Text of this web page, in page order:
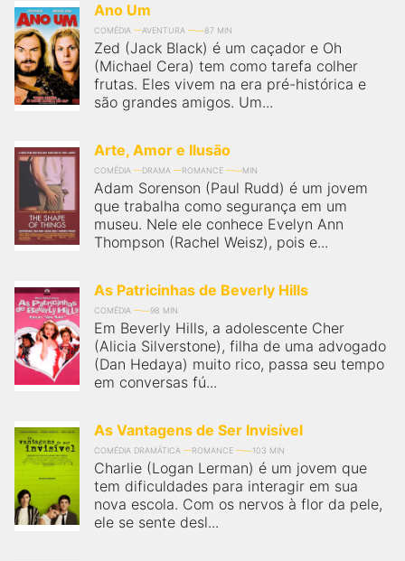
Ano Um
COMÉDIA AVENTURA 87 MIN
Zed (Jack Black) é um caçador e Oh
(Michael Cera) tem como tarefa colher
frutas. Eles vivem na era pré-histórica e
são grandes amigos. Um...
Arte, Amor e Ilusão
COMÉDIA DRAMA ROMANCE MIN
Adam Sorenson (Paul Rudd) é um jovem
que trabalha como segurança em um
museu. Nele ele conhece Evelyn Ann
Thompson (Rachel Weisz), pois e...
As Patricinhas de Beverly Hills
COMÉDIA 98 MIN
Em Beverly Hills, a adolescente Cher
(Alicia Silverstone), filha de uma advogado
(Dan Hedaya) muito rico, passa seu tempo
em conversas fú...
As Vantagens de Ser Invisível
COMÉDIA DRAMÁTICA ROMANCE 103 MIN
Charlie (Logan Lerman) é um jovem que
tem dificuldades para interagir em sua
nova escola. Com os nervos à flor da pele,
ele se sente desl...